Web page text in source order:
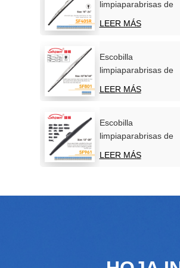
limpiaparabrisas de
acero inoxidable para
parabrisas de coche
LEER MÁS
Escobilla
limpiaparabrisas de
acero inoxidable para
uso marítimo
LEER MÁS
Escobilla
limpiaparabrisas de
nieve de invierno de
nuevo diseño
LEER MÁS